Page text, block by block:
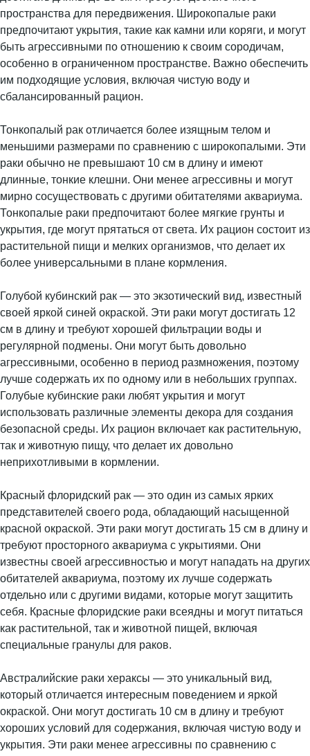
пространства для передвижения. Широкопалые раки
предпочитают укрытия, такие как камни или коряги, и могут
быть агрессивными по отношению к своим сородичам,
особенно в ограниченном пространстве. Важно обеспечить
им подходящие условия, включая чистую воду и
сбалансированный рацион.
Тонкопалый рак отличается более изящным телом и
меньшими размерами по сравнению с широкопалыми. Эти
раки обычно не превышают 10 см в длину и имеют
длинные, тонкие клешни. Они менее агрессивны и могут
мирно сосуществовать с другими обитателями аквариума.
Тонкопалые раки предпочитают более мягкие грунты и
укрытия, где могут прятаться от света. Их рацион состоит из
растительной пищи и мелких организмов, что делает их
более универсальными в плане кормления.
Голубой кубинский рак — это экзотический вид, известный
своей яркой синей окраской. Эти раки могут достигать 12
см в длину и требуют хорошей фильтрации воды и
регулярной подмены. Они могут быть довольно
агрессивными, особенно в период размножения, поэтому
лучше содержать их по одному или в небольших группах.
Голубые кубинские раки любят укрытия и могут
использовать различные элементы декора для создания
безопасной среды. Их рацион включает как растительную,
так и животную пищу, что делает их довольно
неприхотливыми в кормлении.
Красный флоридский рак — это один из самых ярких
представителей своего рода, обладающий насыщенной
красной окраской. Эти раки могут достигать 15 см в длину и
требуют просторного аквариума с укрытиями. Они
известны своей агрессивностью и могут нападать на других
обитателей аквариума, поэтому их лучше содержать
отдельно или с другими видами, которые могут защитить
себя. Красные флоридские раки всеядны и могут питаться
как растительной, так и животной пищей, включая
специальные гранулы для раков.
Австралийские раки хераксы — это уникальный вид,
который отличается интересным поведением и яркой
окраской. Они могут достигать 10 см в длину и требуют
хороших условий для содержания, включая чистую воду и
укрытия. Эти раки менее агрессивны по сравнению с